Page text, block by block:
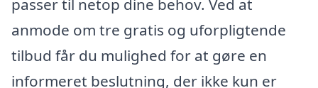
passer til netop dine behov. Ved at
anmode om tre gratis og uforpligtende
tilbud får du mulighed for at gøre en
informeret beslutning, der ikke kun er